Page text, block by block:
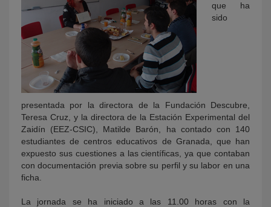
que ha
sido
presentada por la directora de la Fundación Descubre,
Teresa Cruz, y la directora de la Estación Experimental del
Zaidín (EEZ-CSIC), Matilde Barón, ha contado con 140
estudiantes de centros educativos de Granada, que han
expuesto sus cuestiones a las científicas, ya que contaban
con documentación previa sobre su perfil y su labor en una
ficha.
La jornada se ha iniciado a las 11.00 horas con la